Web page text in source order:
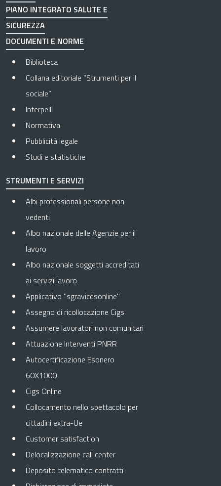
PIANO INTEGRATO SALUTE E
SICUREZZA
DOCUMENTI E NORME
Biblioteca
Collana editoriale “Strumenti per il
sociale”
Interpelli
Normativa
Pubblicità legale
Studi e statistiche
STRUMENTI E SERVIZI
Albi professionali persone non
vedenti
Albo nazionale delle Agenzie per il
lavoro
Albo nazionale soggetti accreditati
ai servizi lavoro
Applicativo "sgravicdsonline"
Assegno di ricollocazione Cigs
Assumere lavoratori non comunitari
Attuazione Interventi PNRR
Autocertificazione Esonero
60X1000
Cigs Online
Collocamento nello spettacolo per
cittadini extra-Ue
Customer satisfaction
Delocalizzazione call center
Deposito telematico contratti